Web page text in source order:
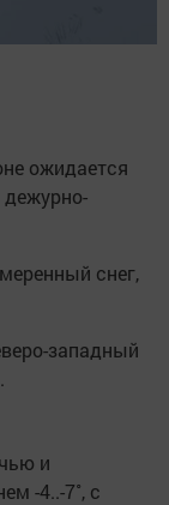
ожидается
снег,
западный
и
-4..-7˚, с